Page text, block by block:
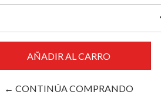
← CONTINÚA COMPRANDO